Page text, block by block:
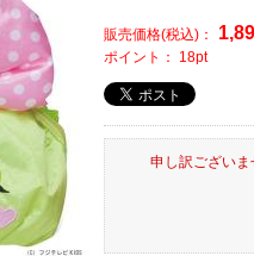
販売価格(税込)：
ポイント： 18pt
申し訳ございま